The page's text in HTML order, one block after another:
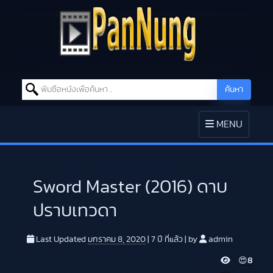
Search for: ค้นหา
TOGGLE
NAVIGATION
MENU
Sword Master (2016) ดาบ
ปราบเทวดา
Last Updated มกราคม 8, 2020 7 ปี ที่แล้ว by admin
V 😍8